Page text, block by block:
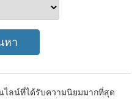
ไลน์ที่ได้รับความนิยมมากที่สุด